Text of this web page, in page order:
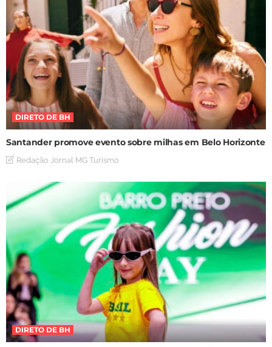
DIRETO DE BH
Santander promove evento sobre milhas em Belo Horizonte
Redação Jornal MG Turismo
DIRETO DE BH